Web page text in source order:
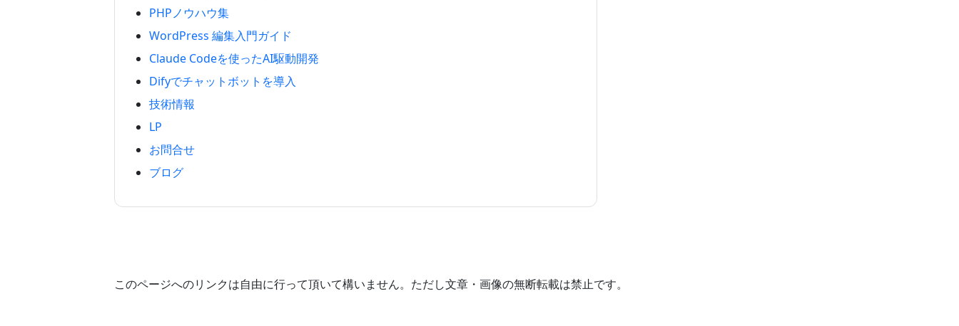
PHPノウハウ集
WordPress 編集入門ガイド
Claude Codeを使ったAI駆動開発
Difyでチャットボットを導入
技術情報
LP
お問合せ
ブログ
このページへのリンクは自由に行って頂いて構いません。ただし文章・画像の無断転載は禁止です。